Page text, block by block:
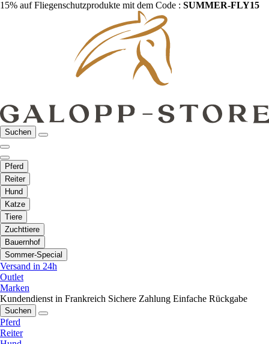
15% auf Fliegenschutzprodukte mit dem Code : SUMMER-FLY15
Suchen
Pferd
Reiter
Hund
Katze
Tiere
Zuchttiere
Bauernhof
Sommer-Special
Versand in 24h
Outlet
Marken
Kundendienst in Frankreich Sichere Zahlung Einfache Rückgabe
Suchen
Pferd
Reiter